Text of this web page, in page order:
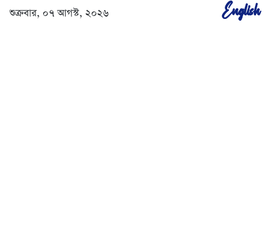
শুক্রবার, ০৭ আগস্ট, ২০২৬ English